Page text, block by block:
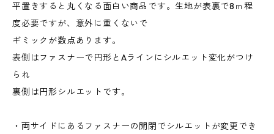
平置きすると丸くなる面白い商品です。生地が表裏で8ｍ程
度必要ですが、意外に重くないで
ギミックが数点あります。
表側はファスナーで円形とAラインにシルエット変化がつけ
られ
裏側は円形シルエットです。
・両サイドにあるファスナーの開閉でシルエットが変更でき